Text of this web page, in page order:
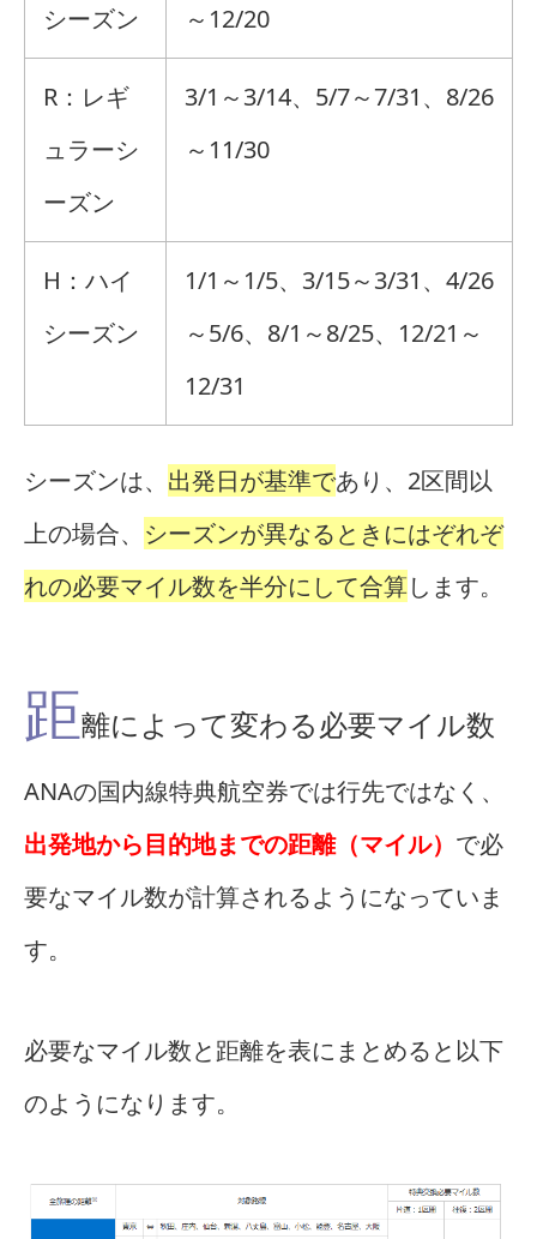
シーズン
～12/20
R：レギ
ュラーシ
ーズン
3/1～3/14、5/7～7/31、8/26
～11/30
H：ハイ
シーズン
1/1～1/5、3/15～3/31、4/26
～5/6、8/1～8/25、12/21～
12/31
シーズンは、 出発日が基準であり、2区間以
上の場合、 シーズンが異なるときにはぞれぞ
れの必要マイル数を半分にして合算します。
距離によって変わる必要マイル数
ANAの国内線特典航空券では行先ではなく、
出発地から目的地までの距離（マイル） で必
要なマイル数が計算されるようになっていま
す。
必要なマイル数と距離を表にまとめると以下
のようになります。